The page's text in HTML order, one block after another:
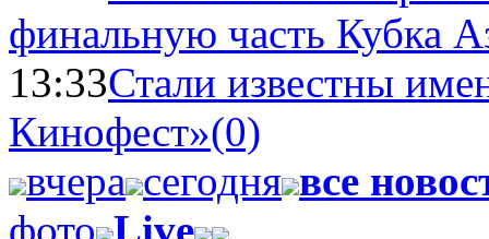
финальную часть Кубка
13:33Стали известны
Кинофест»(0)
вчера сегодня все